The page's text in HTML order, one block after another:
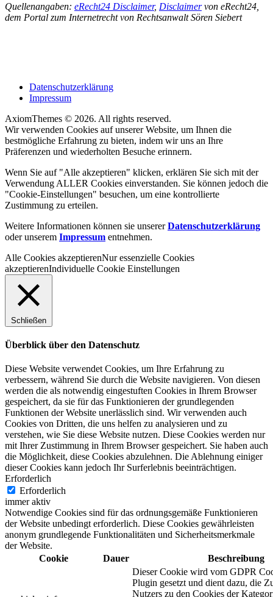
Quellenangaben: eRecht24 Disclaimer, Disclaimervon eRecht24,
dem Portal zum Internetrecht von Rechtsanwalt Sören Siebert
Datenschutzerklärung
Impressum
AxiomThemes © 2026. All rights reserved.
Wir verwenden Cookies auf unserer Website, um Ihnen die
bestmögliche Erfahrung zu bieten, indem wir uns an Ihre
Präferenzen und wiederholten Besuche erinnern.
Wenn Sie auf "Alle akzeptieren" klicken, erklären Sie sich mit der
Verwendung ALLER Cookies einverstanden. Sie können jedoch die
"Cookie-Einstellungen" besuchen, um eine kontrollierte
Zustimmung zu erteilen.
Weitere Informationen können sie unsererDatenschutzerklärung
oder unserem Impressum entnehmen.
Alle Cookies akzeptierenNur essenzielle Cookies
akzeptierenIndividuelle Cookie Einstellungen
Schließen
Überblick über den Datenschutz
Diese Website verwendet Cookies, um Ihre Erfahrung zu
verbessern, während Sie durch die Website navigieren. Von diesen
werden die als notwendig eingestuften Cookies in Ihrem Browser
gespeichert, da sie für das Funktionieren der grundlegenden
Funktionen der Website unerlässlich sind. Wir verwenden auch
Cookies von Dritten, die uns helfen zu analysieren und zu
verstehen, wie Sie diese Website nutzen. Diese Cookies werden nur
mit Ihrer Zustimmung in Ihrem Browser gespeichert. Sie haben auch
die Möglichkeit, diese Cookies abzulehnen. Die Ablehnung einiger
dieser Cookies kann jedoch Ihr Surferlebnis beeinträchtigen.
Erforderlich
Erforderlich
immer aktiv
Notwendige Cookies sind für das ordnungsgemäße Funktionieren
der Website unbedingt erforderlich. Diese Cookies gewährleisten
anonym grundlegende Funktionalitäten und Sicherheitsmerkmale
der Website.
Cookie
Dauer Beschreibung
Dieser Cookie wird vom GDPR
Plugin gesetzt und dient dazu, die
Nutzers zu den Cookies der